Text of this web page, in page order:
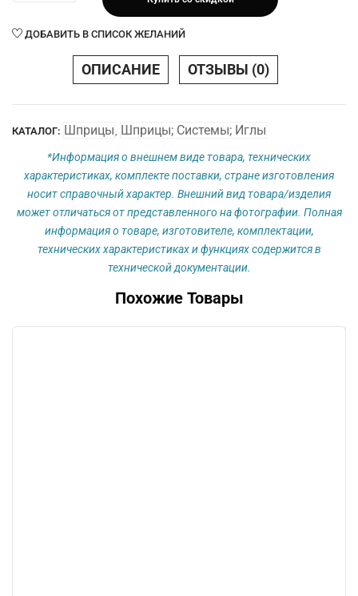
Шприц
Budget
21Gх1
инъекц.
3х-
комп.стерильный
ДОБАВИТЬ В СПИСОК ЖЕЛАНИЙ
ОПИСАНИЕ ОТЗЫВЫ (0)
КАТАЛОГ: Шприцы Шприцы; Системы; Иглы
*Информация о внешнем виде товара, технических
характеристиках, комплекте поставки, стране изготовления
носит справочный характер. Внешний вид товара/изделия
может отличаться от представленного на фотографии. Полная
информация о товаре, изготовителе, комплектации,
технических характеристиках и функциях содержится в
технической документации.
Похожие Товары